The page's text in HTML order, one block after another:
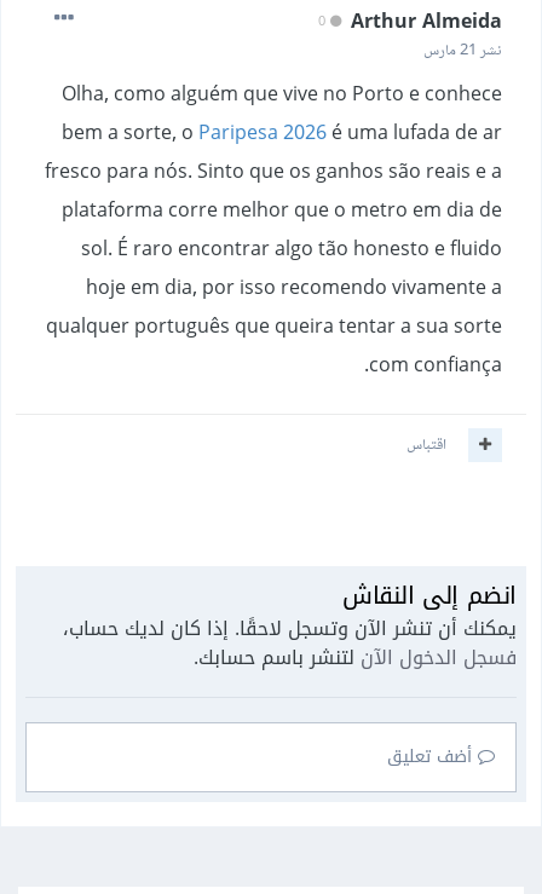
Arthur Almeida
نشر 21 مارس
Olha, como alguém que vive no Porto e conhece
bem a sorte, o Paripesa 2026é uma lufada de ar
fresco para nós. Sinto que os ganhos são reais e a
plataforma corre melhor que o metro em dia de
sol. É raro encontrar algo tão honesto e fluido
hoje em dia, por isso recomendo vivamente a
qualquer português que queira tentar a sua sorte
com confiança.
اقتباس
انضم إلى النقاش
يمكنك أن تنشر الآن وتسجل لاحقًا. إذا كان لديك حساب،
فسجل الدخول الآن لتنشر باسم حسابك.
أضف تعليق